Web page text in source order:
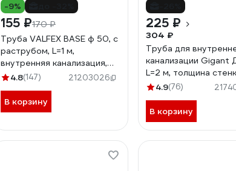
-9%
155 ₽170 ₽
Труба VALFEX BASE ф 50, с
раструбом, L=1 м,
внутренняя канализация,
толщина стенки 1.8
4.8(147) 21203026
В корзину
225 ₽
304 ₽
Труба для
канализации Gigant
L=2 м, толщина
мм GSG-23
4.9(76)
В корзину